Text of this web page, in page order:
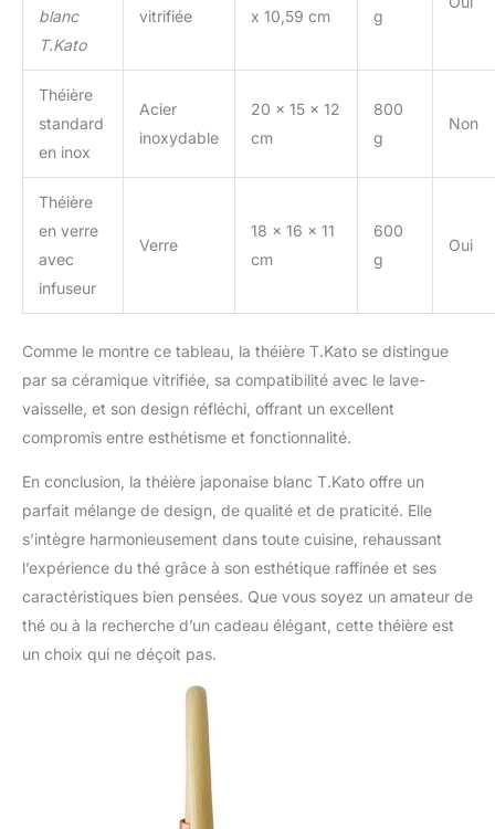
blanc
T.Kato
vitrifiée x 10,59 cm g
Théière
standard
en inox
Acier
inoxydable
20 x 15 x 12
cm
800
g
Non
Théière
en verre
avec
infuseur
Verre
18 x 16 x 11
cm
600
g
Oui
Comme le montre ce tableau, la théière T.Kato se distingue
par sa céramique vitrifiée, sa compatibilité avec le lave-
vaisselle, et son design réfléchi, offrant un excellent
compromis entre esthétisme et fonctionnalité.
En conclusion, la théière japonaise blanc T.Kato offre un
parfait mélange de design, de qualité et de praticité. Elle
s’intègre harmonieusement dans toute cuisine, rehaussant
l’expérience du thé grâce à son esthétique raffinée et ses
caractéristiques bien pensées. Que vous soyez un amateur de
thé ou à la recherche d’un cadeau élégant, cette théière est
un choix qui ne déçoit pas.